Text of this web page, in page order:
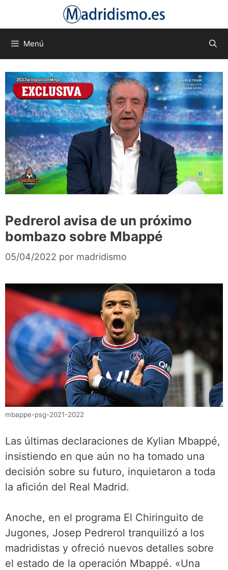
Menú
Pedrerol avisa de un próximo
bombazo sobre Mbappé
05/04/2022 por madridismo
mbappe-psg-2021-2022
Las últimas declaraciones de Kylian Mbappé,
insistiendo en que aún no ha tomado una
decisión sobre su futuro, inquietaron a toda
la afición del Real Madrid.
Anoche, en el programa El Chiringuito de
Jugones, Josep Pedrerol tranquilizó a los
madridistas y ofreció nuevos detalles sobre
el estado de la operación Mbappé. «Una